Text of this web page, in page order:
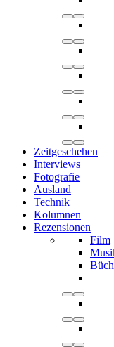
Zeitgeschehen
Interviews
Fotografie
Ausland
Technik
Kolumnen
Rezensionen
Film